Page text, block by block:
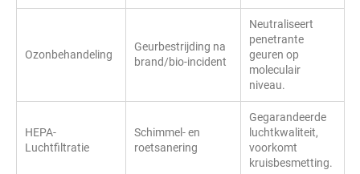
Ozonbehandeling
Geurbestrijding na
brand/bio-incident
Neutraliseert
penetrante
geuren op
moleculair
niveau.
HEPA-
Luchtfiltratie
Schimmel- en
roetsanering
Gegarandeerde
luchtkwaliteit,
voorkomt
kruisbesmetting.